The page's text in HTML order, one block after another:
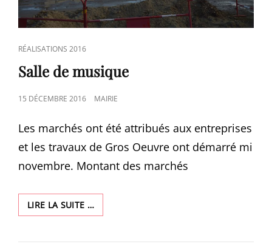
CAT
LINKS
RÉALISATIONS 2016
Salle de musique
POSTED
15 DÉCEMBRE 2016 MAIRIE
Les marchés ont été attribués aux entreprises
et les travaux de Gros Oeuvre ont démarré mi
novembre. Montant des marchés
LIRE LA SUITE …SALLE
DE